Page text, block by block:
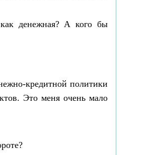
денежная? А кого бы
кредитной политики
Это меня очень мало